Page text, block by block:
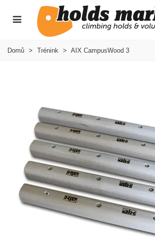
Domů > Trénink > AIX CampusWood 3